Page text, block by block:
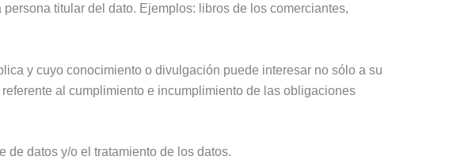
titular del dato. Ejemplos: libros de los comerciantes,
y cuyo conocimiento o divulgación puede interesar no sólo a su
al cumplimiento e incumplimiento de las obligaciones
de datos y/o el tratamiento de los datos.